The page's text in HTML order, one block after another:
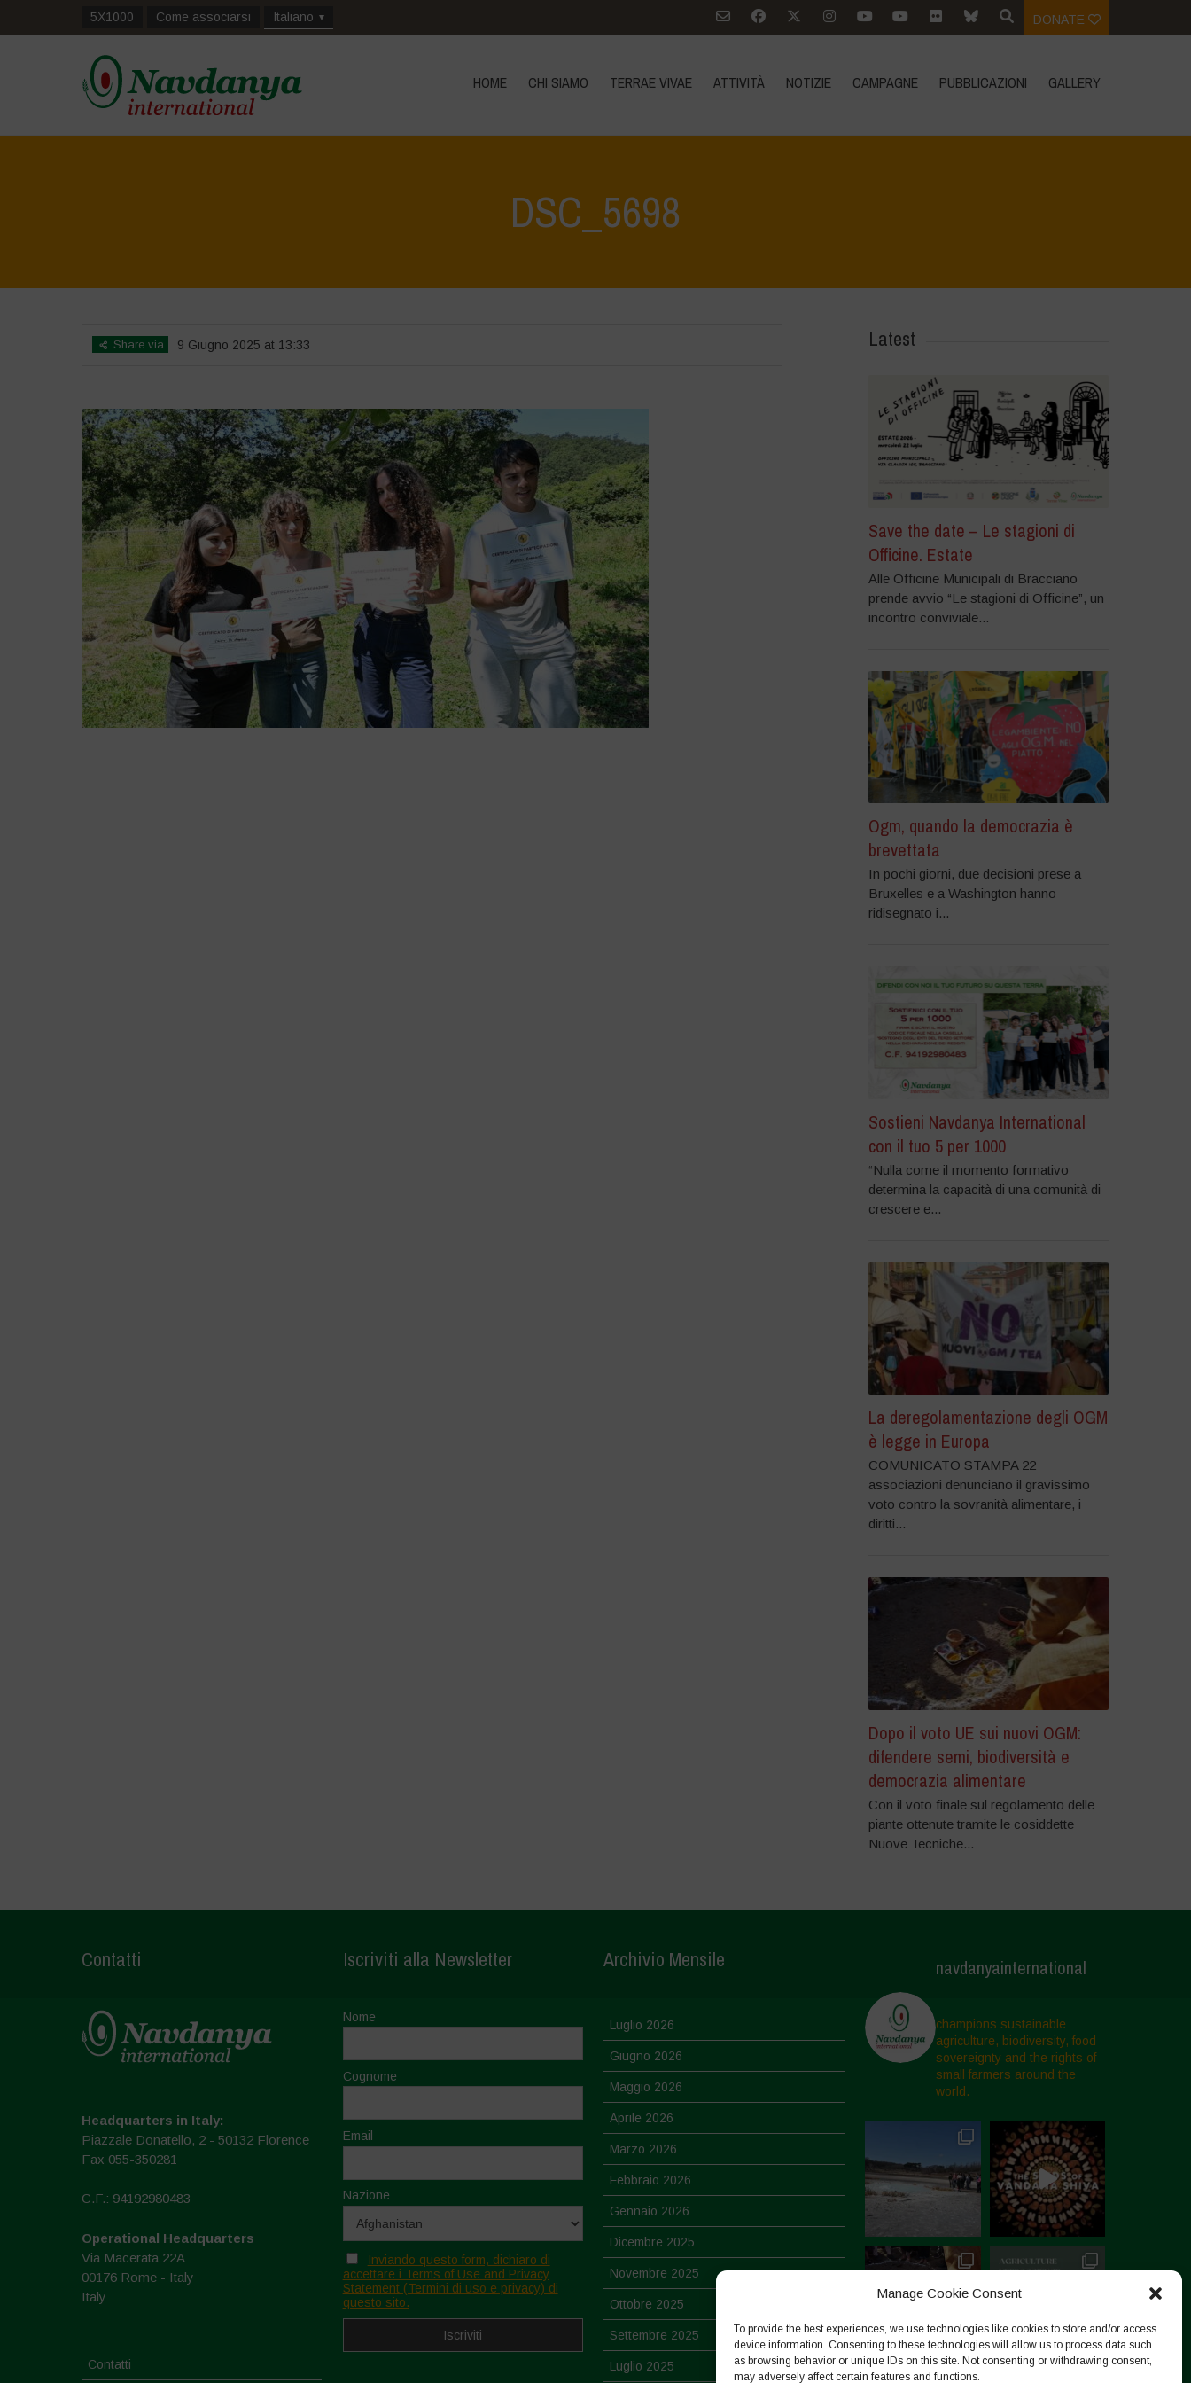
Manage Cookie Consent
To provide the best experiences, we use technologies like cookies to store and/or access
device information. Consenting to these technologies will allow us to process data such
as browsing behavior or unique IDs on this site. Not consenting or withdrawing consent,
may adversely affect certain features and functions.
5X1000 Come associarsi Italiano DONATE
HOME CHI SIAMO TERRAE VIVAE ATTIVITÀ NOTIZIE CAMPAGNE PUBBLICAZIONI GALLERY
DSC_5698
Share via 9 Giugno 2025 at 13:33 Latest
Save the date – Le stagioni di
Officine. Estate
Alle Officine Municipali di Bracciano
prende avvio “Le stagioni di Officine”, un
incontro conviviale...
Ogm, quando la democrazia è
brevettata
In pochi giorni, due decisioni prese a
Bruxelles e a Washington hanno
ridisegnato i...
Sostieni Navdanya International
con il tuo 5 per 1000
“Nulla come il momento formativo
determina la capacità di una comunità di
crescere e...
La deregolamentazione degli OGM
è legge in Europa
COMUNICATO STAMPA 22
associazioni denunciano il gravissimo
voto contro la sovranità alimentare, i
diritti...
Dopo il voto UE sui nuovi OGM:
difendere semi, biodiversità e
democrazia alimentare
Con il voto finale sul regolamento delle
piante ottenute tramite le cosiddette
Nuove Tecniche...
Contatti
Headquarters in Italy:
Piazzale Donatello, 2 - 50132 Florence
Fax 055-350281
C.F.: 94192980483
Operational Headquarters
Via Macerata 22A
00176 Rome - Italy
Italy
Contatti
Iscriviti alla Newsletter
Nome
Cognome
Email
Nazione
Inviando questo form, dichiaro di
accettare i Terms of Use and Privacy
Statement (Termini di uso e privacy) di
questo sito.
Archivio Mensile
Luglio 2026
Giugno 2026
Maggio 2026
Aprile 2026
Marzo 2026
Febbraio 2026
Gennaio 2026
Dicembre 2025
Novembre 2025
Ottobre 2025
Settembre 2025
Luglio 2025
navdanyainternational
champions sustainable
agriculture, biodiversity, food
sovereignty and the rights of
small farmers around the
world.